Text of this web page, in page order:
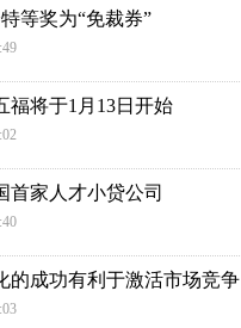
等奖为“免裁券”
福将于1月13日开始
首家人才小贷公司
的成功有利于激活市场竞争